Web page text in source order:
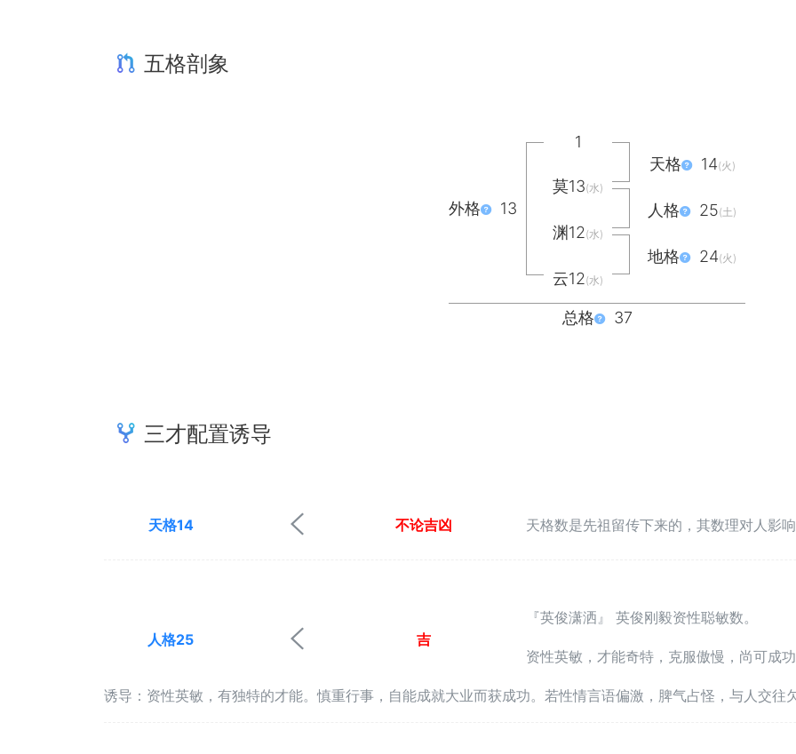
五格剖象
外格 13
1
莫13(水)
渊12(水)
云12(水)
天格 14(火)
人格 25(土)
地格 24(火)
总格 37
三才配置诱导
天格14 不论吉凶 天格数是先祖留传下来的，其数理对人影
人格25 吉
『英俊潇洒』 英俊刚毅资性聪敏数。
资性英敏，才能奇特，克服傲慢，尚可成
诱导：资性英敏，有独特的才能。慎重行事，自能成就大业而获成功。若性情言语偏激，脾气占怪，与人交